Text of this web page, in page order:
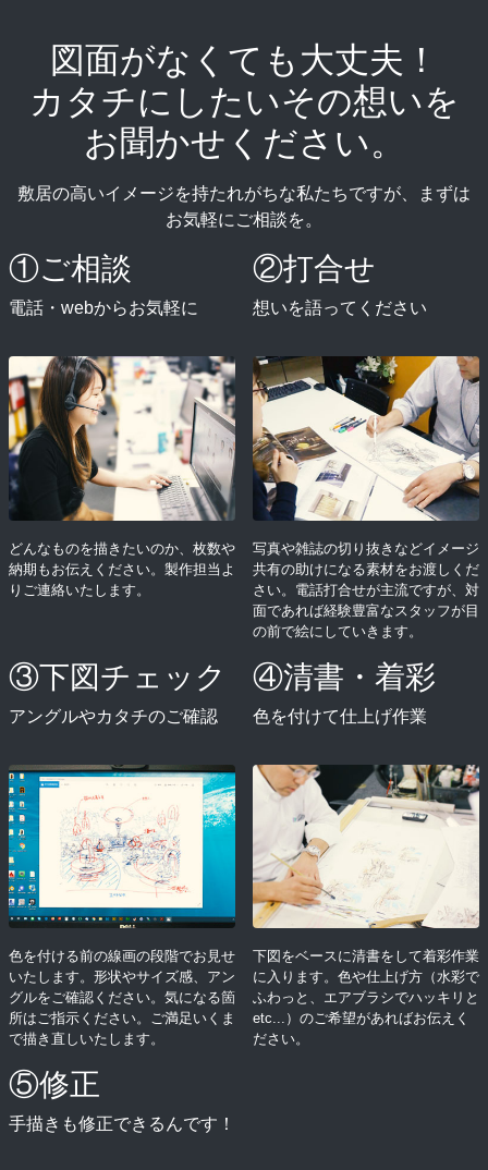
図面がなくても大丈夫！
カタチにしたいその想いを
お聞かせください。
敷居の高いイメージを持たれがちな私たちですが、まずは
お気軽にご相談を。
①ご相談
電話・webからお気軽に
どんなものを描きたいのか、枚数や
納期もお伝えください。製作担当よ
りご連絡いたします。
②打合せ
想いを語ってください
写真や雑誌の切り抜きなどイメージ
共有の助けになる素材をお渡しくだ
さい。電話打合せが主流ですが、対
面であれば経験豊富なスタッフが目
の前で絵にしていきます。
③下図チェック
アングルやカタチのご確認
色を付ける前の線画の段階でお見せ
いたします。形状やサイズ感、アン
グルをご確認ください。気になる箇
所はご指示ください。ご満足いくま
で描き直しいたします。
④清書・着彩
色を付けて仕上げ作業
下図をベースに清書をして着彩作業
に入ります。色や仕上げ方（水彩で
ふわっと、エアブラシでハッキリと
etc...）のご希望があればお伝えく
ださい。
⑤修正
手描きも修正できるんです！